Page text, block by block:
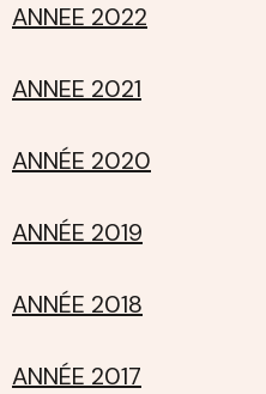
ANNEE 2022
ANNEE 2021
ANNÉE 2020
ANNÉE 2019
ANNÉE 2018
ANNÉE 2017